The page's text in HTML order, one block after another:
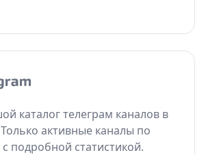
каталог телеграм каналов в
активные каналы по
подробной статистикой.